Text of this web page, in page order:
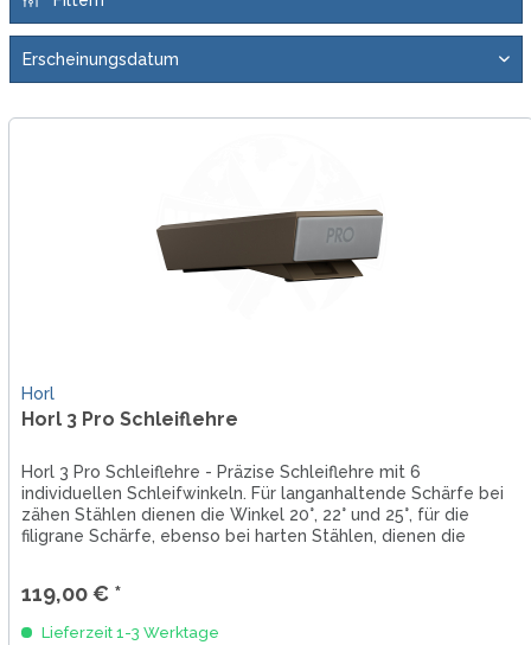
Horl
Horl 3 Pro Schleiflehre
Horl 3 Pro Schleiflehre - Präzise Schleiflehre mit 6
individuellen Schleifwinkeln. Für langanhaltende Schärfe bei
zähen Stählen dienen die Winkel 20°, 22° und 25°, für die
filigrane Schärfe, ebenso bei harten Stählen, dienen die
119,00 € *
Lieferzeit 1-3 Werktage